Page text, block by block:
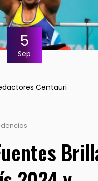
5
Sep
Centauri